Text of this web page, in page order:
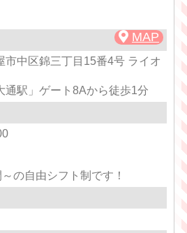
市中区錦三丁目15番4号 ライオ
通駅」ゲート8Aから徒歩1分
MAP
の自由シフト制です！